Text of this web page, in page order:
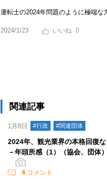
運転士の2024年問題のように極端
2024/1/23 0
関連記事
1月8日 #行政 #関連団体
2024年、観光業界の本格回復
－年頭所感（1）（協会、団体）
4コメント